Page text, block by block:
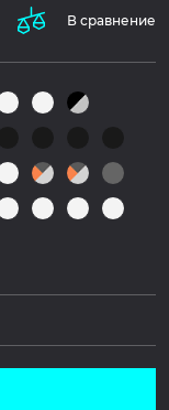
В сравнение